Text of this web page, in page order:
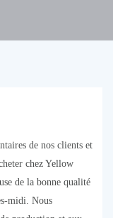
de nos clients et
chez Yellow
de la bonne qualité
midi. Nous